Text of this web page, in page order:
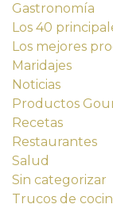
Gastronomía
Los 40
Los mejores
Maridajes
Noticias
Productos
Recetas
Restaurantes
Salud
Sin categorizar
Trucos de